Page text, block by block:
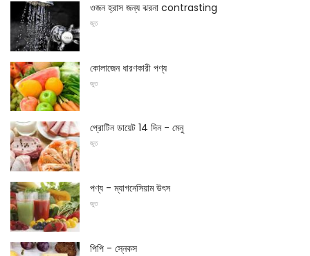
ওজন হ্রাস জন্য ঝরনা contrasting
জুত
কোলাজেন ধারণকারী পণ্য
জুত
প্রোটিন ডায়েট 14 দিন - মেনু
জুত
পণ্য - ম্যাগনেসিয়াম উৎস
জুত
পিপি - স্নেকস